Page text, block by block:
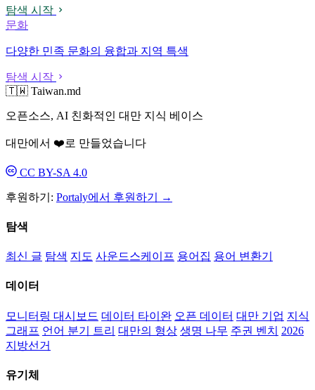
탐색 시작
문화
다양한 민족 문화의 융합과 지역 특색
탐색 시작
🇹🇼 Taiwan.md
오픈소스, AI 친화적인 대만 지식 베이스
대만에서 ❤️로 만들었습니다
CC BY-SA 4.0
후원하기: Portaly에서 후원하기 →
탐색
최신 글 탐색 지도 사운드스케이프 용어집 용어 변환기
데이터
모니터링 대시보드 데이터 타이완 오픈 데이터 대만 기업 지식
그래프 언어 분기 트리 대만의 형상 생명 나무 주권 벤치
2026
지방선거
유기체